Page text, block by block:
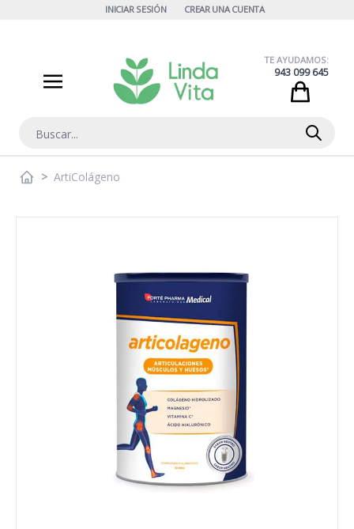
INICIAR SESIÓN CREAR UNA CUENTA
Buscar
TE AYUDAMOS:
943 099 645
> ArtiColágeno